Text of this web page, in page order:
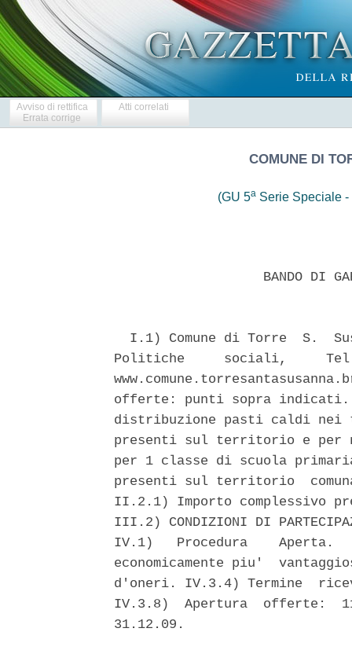
Avviso di rettifica
Errata corrige
Atti correlati
COMUNE DI
(GU 5aSerie Speciale -
BANDO DI
I.1) Comune di Torre  S.
Politiche     sociali,
offerte: punti sopra
distribuzione pasti caldi nei
presenti sul territorio e per
per 1 classe di scuola
presenti sul territorio
II.2.1) Importo complessivo
III.2) CONDIZIONI DI
IV.1)   Procedura    Aperta.
economicamente piu'
d'oneri. IV.3.4) Termine
IV.3.8)  Apertura  offerte:
31.12.09.